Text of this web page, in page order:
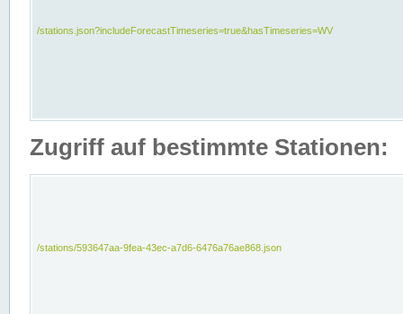
/stations.json?includeForecastTimeseries=true&hasTimeseries=WV
Zugriff auf bestimmte Stationen:
/stations/593647aa-9fea-43ec-a7d6-6476a76ae868.json